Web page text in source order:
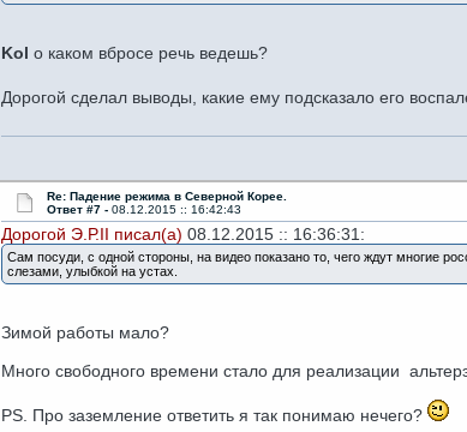
Kol о каком вбросе речь ведешь?
Дорогой сделал выводы, какие ему подсказало его
Re: Падение режима в Северной Корее.
Ответ #7 - 08.12.2015 :: 16:42:43
Дорогой Э.Р.II писал(а) 08.12.2015 :: 16:36:31:
Сам посуди, с одной стороны, на видео показано то, чего ждут многие
слезами, улыбкой на устах.
Зимой работы мало?
Много свободного времени стало для реализации
PS. Про заземление ответить я так понимаю нечего?